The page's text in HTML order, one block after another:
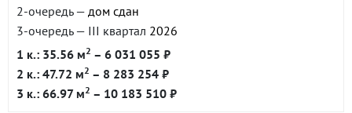
2-очередь — дом сдан
3-очередь — III квартал 2026
1 к.: 35.56 м2 – 6 031 055 ₽
2 к.: 47.72 м2 – 8 283 254 ₽
3 к.: 66.97 м2 – 10 183 510 ₽